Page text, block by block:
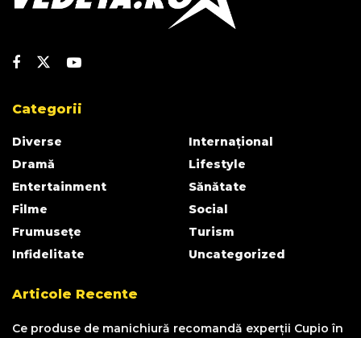
Categorii
Diverse
Dramă
Entertainment
Filme
Frumusețe
Infidelitate
Internațional
Lifestyle
Sănătate
Social
Turism
Uncategorized
Articole Recente
Ce produse de manichiură recomandă experții Cupio în